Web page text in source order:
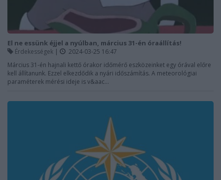
El ne essünk éjjel a nyúlban, március 31-én óraállítás!
Érdekességek |
2024-03-25 16:47
Március 31-én hajnali kettő órakor időmérő eszközeinket egy órával előre
kell állítanunk. Ezzel elkezdődik a nyári időszámítás. A meteorológiai
paraméterek mérési ideje is v&aac...